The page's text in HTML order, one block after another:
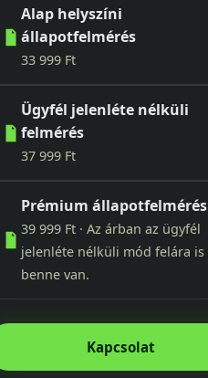
Alap helyszíni
állapotfelmérés
33 999 Ft
Ügyfél jelenléte nélküli
felmérés
37 999 Ft
Prémium állapotfelmérés
39 999 Ft · Az árban az ügyfél
jelenléte nélküli mód felára is
benne van.
Kapcsolat